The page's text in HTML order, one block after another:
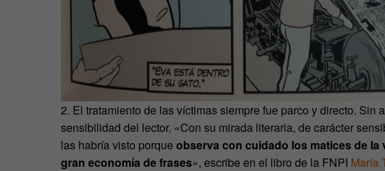
2. El tratamiento de las víctimas siempre fue parco y directo. Sin
sensibilidad del lector. «Con su mirada literaria, de carácter
las habría visto porque observa con cuidado los matices de
gran economía de frases», escribe en el libro de la FNPI María